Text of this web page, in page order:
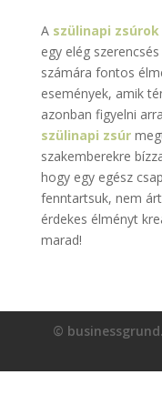
A szülinapi zsúrok
egy elég
számára fontos
események, amik
azonban figyelni
szülinapi zsúr
szakemberekre
hogy egy egész
fenntartsuk, nem
érdekes élményt
marad!
©